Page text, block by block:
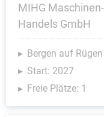
MIHG
Handels GmbH
Bergen auf Rügen
Start: 2027
Freie Plätze: 1